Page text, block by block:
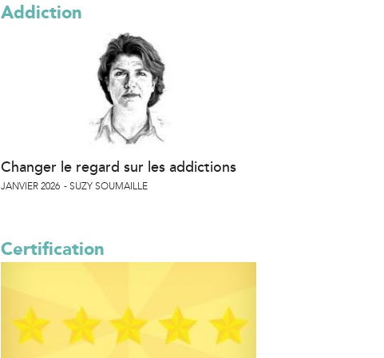
Addiction
Changer le regard sur les addictions
JANVIER 2026 SUZY SOUMAILLE
Certification